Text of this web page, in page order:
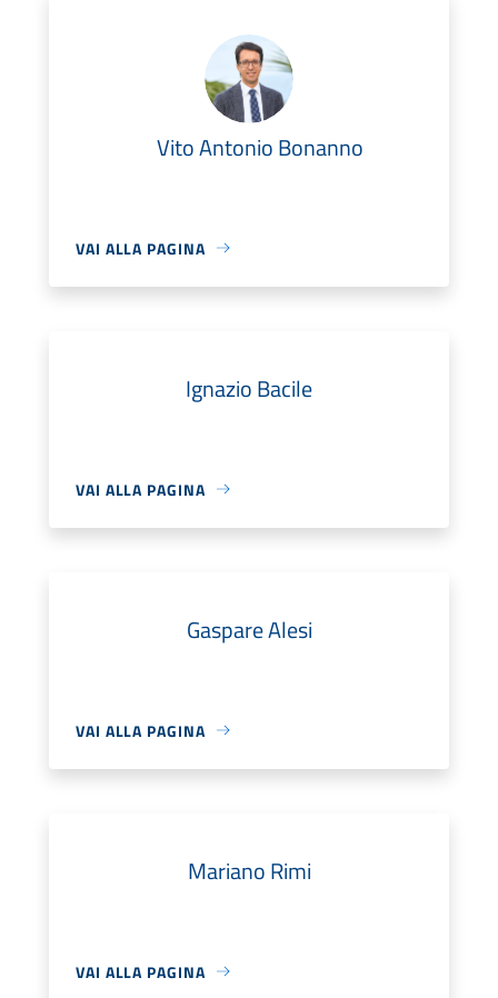
Vito Antonio Bonanno
VAI ALLA PAGINA
Ignazio Bacile
VAI ALLA PAGINA
Gaspare Alesi
VAI ALLA PAGINA
Mariano Rimi
VAI ALLA PAGINA